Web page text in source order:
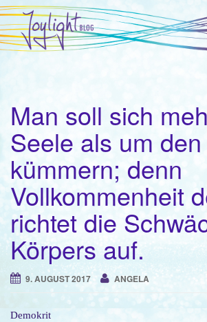
Man soll sich
Seele als um
kümmern; denn
Vollkommenheit
richtet die
Körpers auf.
9. AUGUST 2017 ANGELA
Demokrit